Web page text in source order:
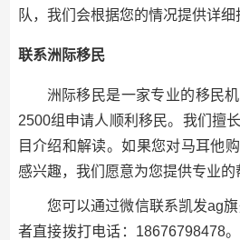
队，我们会根据您的情况提供详细
联系洲际移民
洲际移民是一家专业的移民
2500组申请人顺利移民。我们擅
目介绍和解读。如果您对马耳他
感兴趣，我们愿意为您提供专业的
您可以通过微信联系凯发ag
者直接拨打电话：18676798478